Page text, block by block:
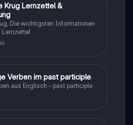
Krug Lernzettel &
Die wichtigsten Informationen
Verben im past participle
aus Englisch - past participle